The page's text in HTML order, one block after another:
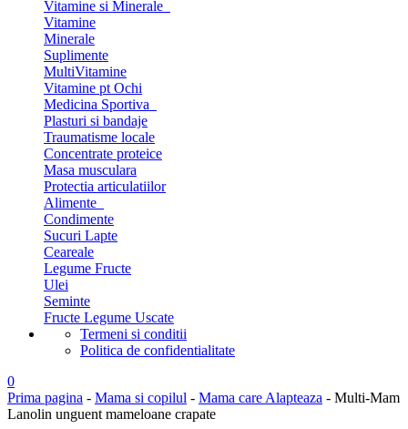
Vitamine si Minerale
Vitamine
Minerale
Suplimente
MultiVitamine
Vitamine pt Ochi
Medicina Sportiva
Plasturi si bandaje
Traumatisme locale
Concentrate proteice
Masa musculara
Protectia articulatiilor
Alimente
Condimente
Sucuri Lapte
Ceareale
Legume Fructe
Ulei
Seminte
Fructe Legume Uscate
Termeni si conditii
Politica de confidentialitate
0
Prima pagina - Mama si copilul - Mama care Alapteaza - Multi-Mam
Lanolin unguent mameloane crapate